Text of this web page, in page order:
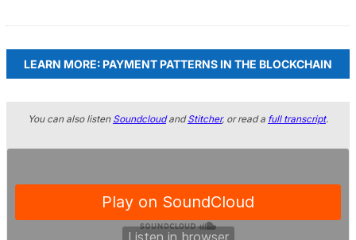
LEARN MORE: PAYMENT PATTERNS IN THE BLOCKCHAIN
You can also listen SoundcloudandStitcher, or read a full transcript.